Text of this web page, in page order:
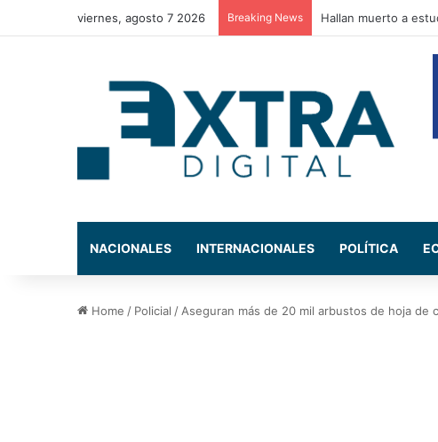
viernes, agosto 7 2026 Breaking News Estos son los
NACIONALES INTERNACIONALES POLÍTICA
Home / Policial / Aseguran más de 20 mil arbustos de hoja de